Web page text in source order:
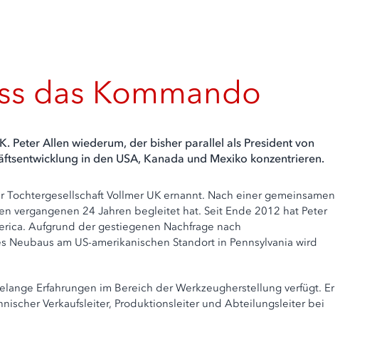
das Kommando
Peter Allen wiederum, der bisher parallel als President von
in den USA, Kanada und Mexiko konzentrieren.
Vollmer UK ernannt. Nach einer gemeinsamen
vergangenen 24 Jahren begleitet hat. Seit Ende 2012 hat Peter
Aufgrund der gestiegenen Nachfrage nach
am US-amerikanischen Standort in Pennsylvania wird
Erfahrungen im Bereich der Werkzeugherstellung verfügt. Er
Verkaufsleiter, Produktionsleiter und Abteilungsleiter bei